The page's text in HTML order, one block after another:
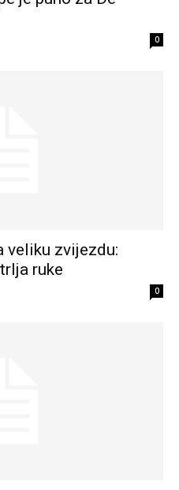
0
veliku zvijezdu:
ruke
0